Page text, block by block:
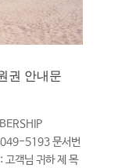
권 안내문
5193 문서번
객님 귀하 제 목